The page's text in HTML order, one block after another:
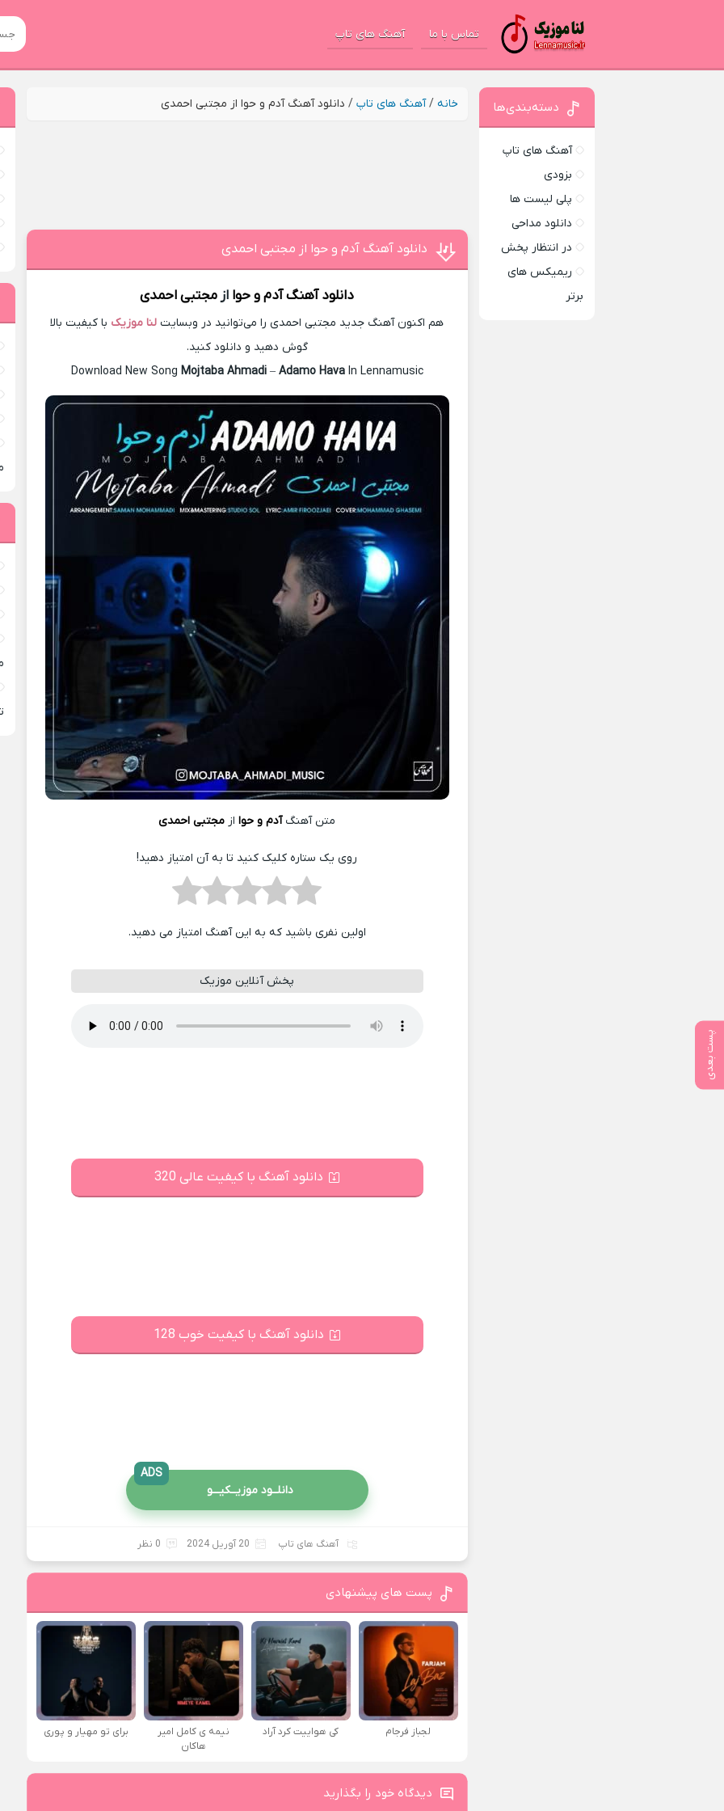
تماس با ما آهنگ های تاپ
خانه /آهنگ های تاپ / دانلود آهنگ آدم و حوا از مجتبی احمدی
پست بعدی
دانلود آهنگ آدم و حوا از مجتبی احمدی
دانلود آهنگآدم و حوا ازمجتبی احمدی
هم اکنون آهنگ جدید مجتبی احمدی را می‌توانید در وبسایت لنا موزیک با کیفیت بالا
گوش دهید و دانلود کنید.
Download New Song Mojtaba Ahmadi– Adamo HavaIn Lennamusic
متن آهنگآدم و حوااز مجتبی احمدی
روی یک ستاره کلیک کنید تا به آن امتیاز دهید!
اولین نفری باشید که به این آهنگ امتیاز می دهید.
پخش آنلاین موزیک
دانلود آهنگ با کیفیت عالی 320
دانلود آهنگ با کیفیت خوب 128
دانلــود موزیــکیـــو
ADS
آهنگ های تاپ 20 آوریل 2024 0 نظر
پست های پیشنهادی
لجباز فرجام کی هواییت کرد آراد
نیمه ی کامل امیر
هاکان
برای تو مهیار و پوری
دیدگاه خود را بگذارید
دسته‌بندی‌ها
آهنگ های تاپ
بزودی
پلی لیست ها
دانلود مداحی
در انتظار پخش
ریمیکس های
برتر